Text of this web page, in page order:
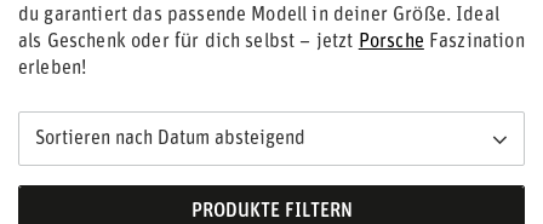
du garantiert das passende Modell in deiner Größe. Ideal
als Geschenk oder für dich selbst – jetzt Porsche Faszination
erleben!
Sortieren nach Datum absteigend
PRODUKTE FILTERN